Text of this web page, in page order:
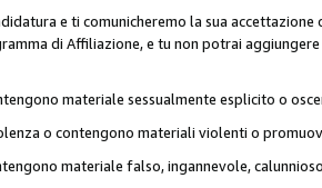
e ti comunicheremo la sua
di Affiliazione, e tu non potrai
materiale sessualmente esplicito o
o contengono materiali violenti o
materiale falso, ingannevole,